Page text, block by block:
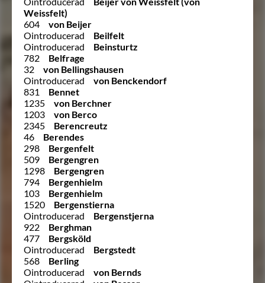
Weissfelt)
604
von Beijer
Ointroducerad
Beilfelt
Ointroducerad
Beinsturtz
782
Belfrage
32
von Bellingshausen
Ointroducerad
von Benckendorf
831
Bennet
1235
von Berchner
1203
von Berco
2345
Berencreutz
46
Berendes
298
Bergenfelt
509
Bergengren
1298
Bergengren
794
Bergenhielm
103
Bergenhielm
1520
Bergenstierna
Ointroducerad
Bergenstjerna
922
Berghman
477
Bergsköld
Ointroducerad
Bergstedt
568
Berling
Ointroducerad
von Bernds